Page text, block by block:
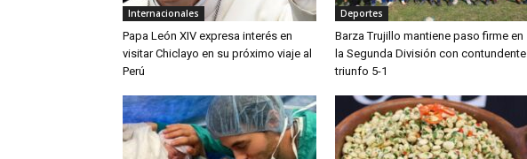
Internacionales
Papa León XIV expresa interés en
visitar Chiclayo en su próximo viaje al
Perú
Deportes
Barza Trujillo mantiene paso firme en
la Segunda División con contundente
triunfo 5-1